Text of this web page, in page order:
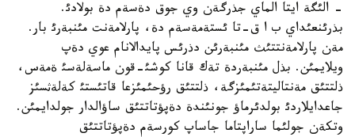
- الئگة ايتا الماي جذرگةن وي جوق دةسةم دة بولادئ.
بذرئنعئداي ب ا ق-تا ئستةمةسةم دة، پارلامةنت مئنبةرئ بار.
مةن پارلامةنتتئث مئنبةرئن دذرئس پايدالانام عوي دةپ
ويلايمئن. بذل مئنبةردة تةك قانا كوشئ-قون ماسةلةسئ ةمةس،
ذلتتئق مةنتاليتةتئمئزگة، ذلتتئق رؤحئمئزعا قاتئستئ كةلةثسئز
جاعدايلاردئ بولدئرماؤ جونئندة دةپؤتاتتئق ساؤالدار جولدايمئن.
وتكةن جولئما ساراپتاما جاساپ كورسةم دةپؤتاتتئق